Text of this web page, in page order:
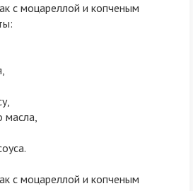
с моцареллой и копченым
масла,
с моцареллой и копченым